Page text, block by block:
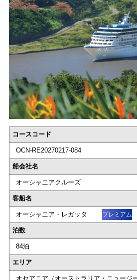
コースコード
OCN-RE20270217-084
船会社名
オーシャニアクルーズ
客船名
オーシャニア・レガッタ プレミアム
泊数
84泊
エリア
オセアニア（オーストラリア・ニュージ